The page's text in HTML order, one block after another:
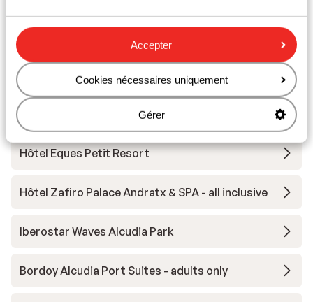
Accepter
Cookies nécessaires uniquement
Gérer
Distance à la supérette la plus proche environ 10
Distance au restaurant le plus proche environ 100
mètres
Autres hébergements - Majorque
Hôtel Eques Petit Resort
Hôtel Zafiro Palace Andratx & SPA - all inclusive
Iberostar Waves Alcudia Park
Bordoy Alcudia Port Suites - adults only